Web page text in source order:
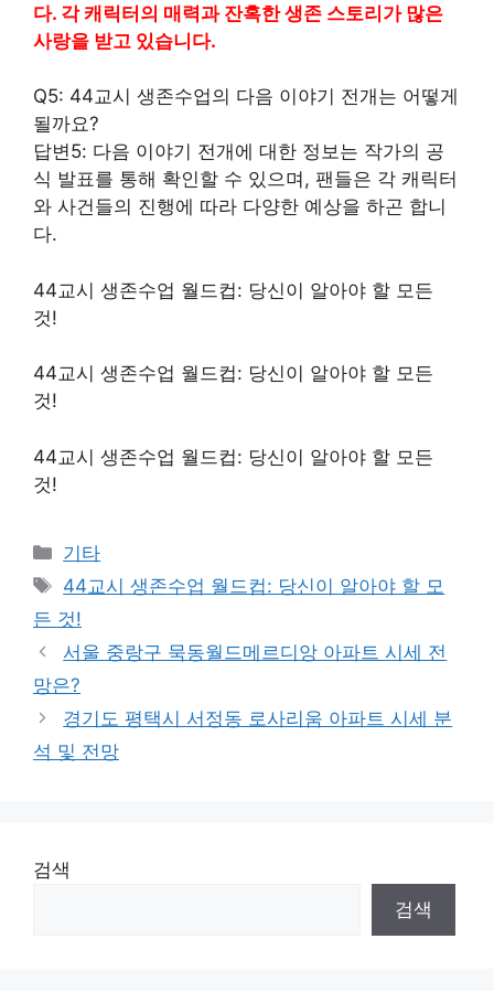
다. 각 캐릭터의 매력과 잔혹한 생존 스토리가 많은
사랑을 받고 있습니다.
Q5: 44교시 생존수업의 다음 이야기 전개는 어떻게
될까요?
답변5: 다음 이야기 전개에 대한 정보는 작가의 공
식 발표를 통해 확인할 수 있으며, 팬들은 각 캐릭터
와 사건들의 진행에 따라 다양한 예상을 하곤 합니
다.
44교시 생존수업 월드컵: 당신이 알아야 할 모든
것!
44교시 생존수업 월드컵: 당신이 알아야 할 모든
것!
44교시 생존수업 월드컵: 당신이 알아야 할 모든
것!
Categories
기타
Tags
44교시 생존수업 월드컵: 당신이 알아야 할 모
든 것!
서울 중랑구 묵동월드메르디앙 아파트 시세 전
망은?
경기도 평택시 서정동 로사리움 아파트 시세 분
석 및 전망
검색
검색